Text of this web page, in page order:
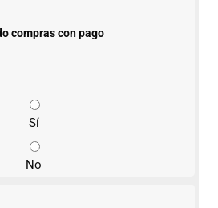
compras con pago
Sí
No